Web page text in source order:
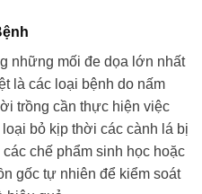
những mối đe dọa lớn nhất
là các loại bệnh do nấm
trồng cần thực hiện việc
bỏ kịp thời các cành lá bị
chế phẩm sinh học hoặc
gốc tự nhiên để kiểm soát